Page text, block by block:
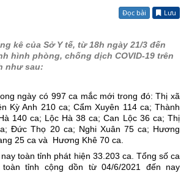
Đọc bài Lưu
kê của Sở Y tế, từ 18h ngày 21/3 đến
hình phòng, chống dịch COVID-19 trên
như sau:
ngày có 997 ca mắc mới trong đó: Thị xã
Kỳ Anh 210 ca; Cẩm Xuyên 114 ca; Thành
140 ca; Lộc Hà 38 ca; Can Lộc 36 ca; Thị
Đức Thọ 20 ca; Nghi Xuân 75 ca; Hương
25 ca và Hương Khê 70 ca.
toàn tỉnh phát hiện 33.203 ca. Tổng số ca
tỉnh cộng dồn từ 04/6/2021 đến nay